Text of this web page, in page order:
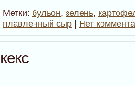
Метки: бульон, зелень,
плавленный сыр | Нет